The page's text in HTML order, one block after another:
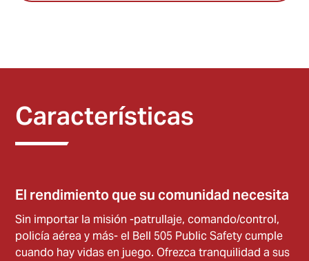
Características
El rendimiento que su comunidad necesita
Sin importar la misión -patrullaje, comando/control,
policía aérea y más- el Bell 505 Public Safety cumple
cuando hay vidas en juego. Ofrezca tranquilidad a sus